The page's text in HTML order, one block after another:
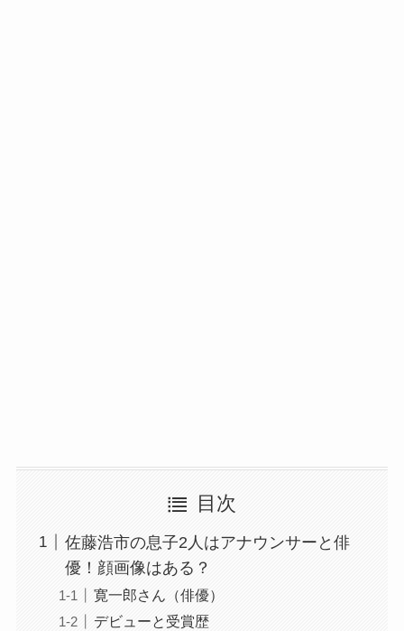
目次
佐藤浩市の息子2人はアナウンサーと俳
優！顔画像はある？
寛一郎さん（俳優）
デビューと受賞歴